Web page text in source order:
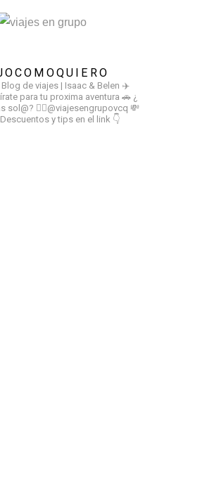
de viajes | Isaac & Belen ✈️
para tu proxima aventura 🚗 ¿
sol@? 👉🏻@viajesengrupovcq 💸
Descuentos y tips en el link 👇